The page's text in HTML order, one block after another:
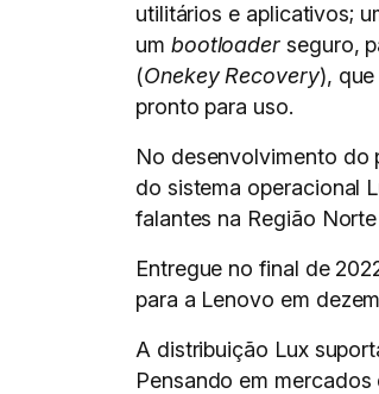
utilitários e aplicativos;
um bootloader seguro,
(Onekey Recovery),
pronto para uso.
No desenvolvimento do
do sistema operacional
falantes na Região
Entregue no final de
para a Lenovo em
A distribuição Lux
Pensando em